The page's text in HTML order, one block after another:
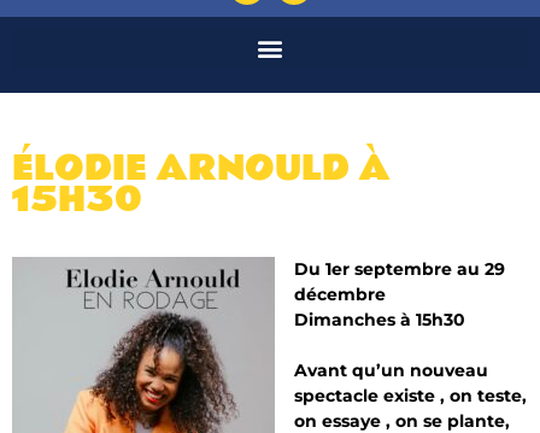
ÉLODIE ARNOULD À
15H30
Du 1er septembre au 29
décembre
Dimanches à 15h30
Avant qu’un nouveau
spectacle existe , on teste,
on essaye , on se plante,